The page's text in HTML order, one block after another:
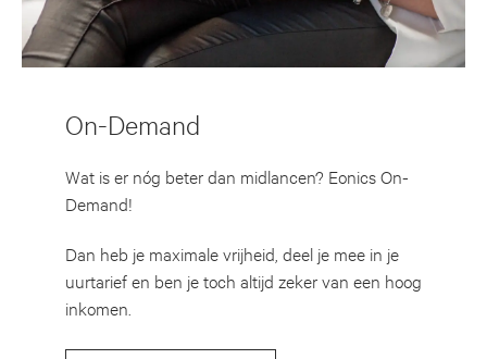
On-Demand
Wat is er nóg beter dan midlancen? Eonics On-
Demand!
Dan heb je maximale vrijheid, deel je mee in je
uurtarief en ben je toch altijd zeker van een hoog
inkomen.